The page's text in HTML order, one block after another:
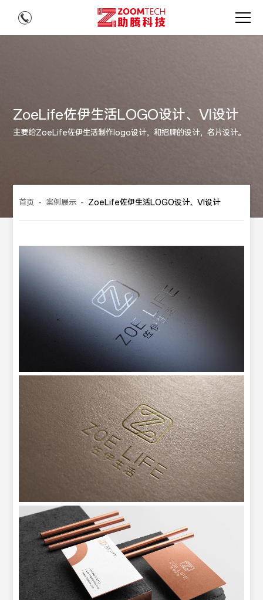
ZoeLife佐伊生活LOGO设计、VI设计
主要给ZoeLife佐伊生活制作logo设计，和招牌的设计，名片设计。
首页 - 案例展示 - ZoeLife佐伊生活LOGO设计、VI设计